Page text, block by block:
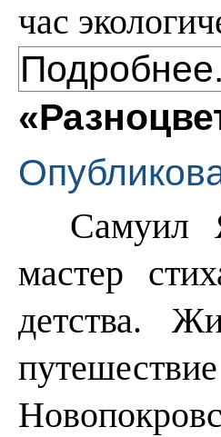
час
Самуил
мастер
детства.